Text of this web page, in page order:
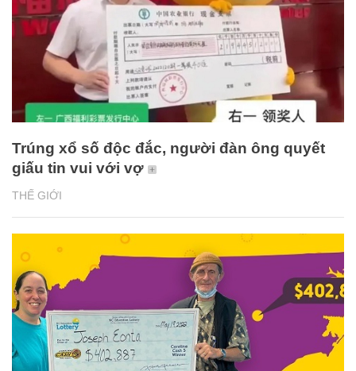
THẾ GIỚI
Trúng xổ số độc đắc, người đàn ông quyết
giấu tin vui với vợ